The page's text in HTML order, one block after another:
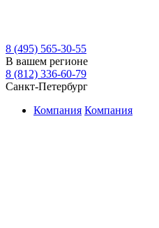
8 (495) 565-30-55
В вашем регионе
8 (812) 336-60-79
Санкт-Петербург
Компания Компания